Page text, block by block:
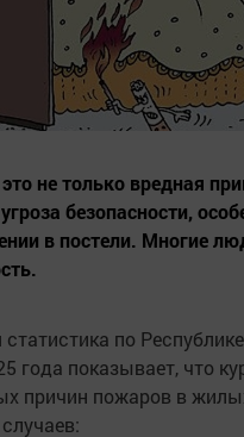
не только вредная
безопасности,
в постели. Многие
по
года показывает, что
причин пожаров в